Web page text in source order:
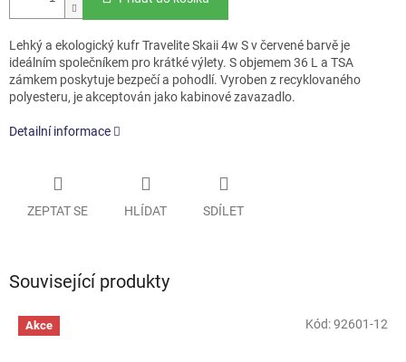
Lehký a ekologický kufr Travelite Skaii 4w S v červené barvě je
ideálním společníkem pro krátké výlety. S objemem 36 L a TSA
zámkem poskytuje bezpečí a pohodlí. Vyroben z recyklovaného
polyesteru, je akceptován jako kabinové zavazadlo.
Detailní informace
ZEPTAT SE HLÍDAT SDÍLET
Související produkty
Akce Kód:92601-12